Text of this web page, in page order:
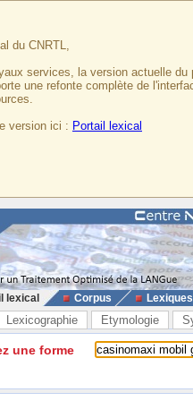
du CNRTL,
services, la version actuelle
une refonte complète de
version ici : Portail lexical
lexical Corpus Lexiques
Lexicographie Etymologie
une forme